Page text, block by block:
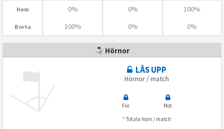
Hem 0% 0% 100%
Borta 100% 0% 0%
Hörnor
LÅS UPP
Hörnor / match
För
Mot
* Totala hörn / match